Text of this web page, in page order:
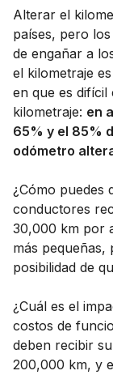
Alterar el
países, pero
de engañar a
el kilometraje
en que es
kilometraje: en
65% y el 85%
odómetro
¿Cómo puedes
conductores
30,000 km por
más pequeñas,
posibilidad de
¿Cuál es el
costos de
deben recibir
200,000 km, y